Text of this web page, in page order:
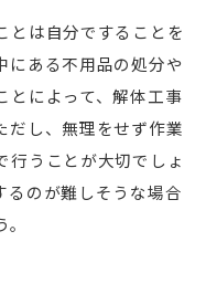
とは自分ですることを
にある不用品の処分や
とによって、解体工事
だし、無理をせず作業
行うことが大切でしょ
るのが難しそうな場合